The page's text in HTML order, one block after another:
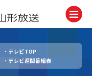
テレビTOP
テレビ週間番組表